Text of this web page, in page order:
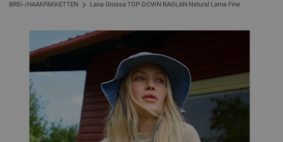
BREI-/HAAKPAKKETTEN Lana Grossa TOP-DOWN RAGLAN Natural Lama Fine